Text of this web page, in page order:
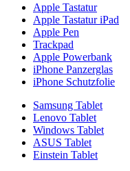
Apple Tastatur
Apple Tastatur iPad
Apple Pen
Trackpad
Apple Powerbank
iPhone Panzerglas
iPhone Schutzfolie
Samsung Tablet
Lenovo Tablet
Windows Tablet
ASUS Tablet
Einstein Tablet